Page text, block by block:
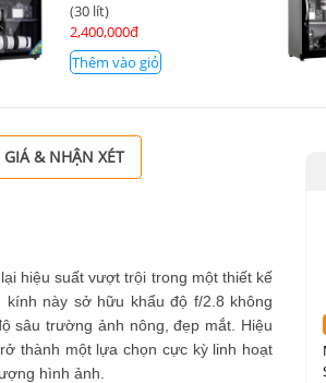
(30 lít)
2,400,000đ
Thêm vào giỏ
& NHẬN XÉT
hiệu suất vượt trội trong một thiết kế
này sở hữu khẩu độ f/2.8 không
sâu trường ảnh nông, đẹp mắt. Hiệu
thành một lựa chọn cực kỳ linh hoạt
hình ảnh.